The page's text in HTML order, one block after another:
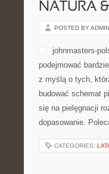
NATURA
POSTED BY ADMIN
johnmasters-
podejmować
z myślą o tych,
budować schemat
się na pielęgnacji
dopasowanie.
CATEGORIES: